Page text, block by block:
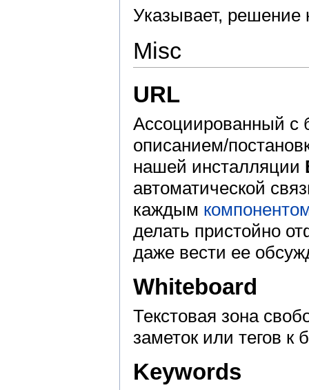
Указывает, решение
Misc
URL
Ассоциированный с
описанием/
нашей инсталляции
автоматической
каждым
делать пристойно
даже вести ее
Whiteboard
Текстовая зона
заметок или тегов к
Keywords